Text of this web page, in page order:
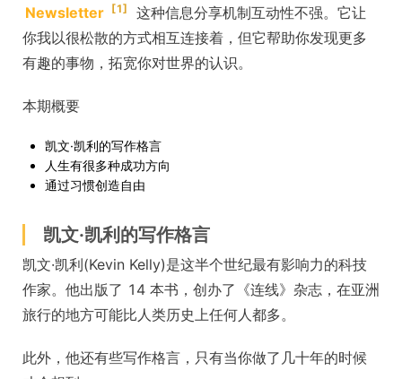
Newsletter [1]
这种信息分享机制互动性不强。它让
你我以很松散的方式相互连接着，但它帮助你发现更多
有趣的事物，拓宽你对世界的认识。
本期概要
凯文·凯利的写作格言
人生有很多种成功方向
通过习惯创造自由
凯文·凯利的写作格言
凯文·凯利(Kevin Kelly)是这半个世纪最有影响力的科技
作家。他出版了 14 本书，创办了《连线》杂志，在亚洲
旅行的地方可能比人类历史上任何人都多。
此外，他还有些写作格言，只有当你做了几十年的时候